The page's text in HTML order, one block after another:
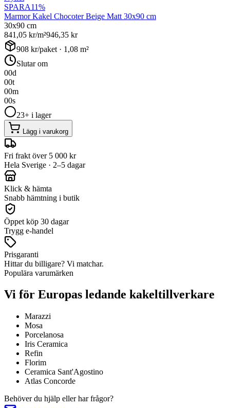
SPARA11%
Marmor Kakel Chocoter Beige Matt 30x90 cm
30x90 cm
841,05 kr/m²946,35 kr
908 kr/paket · 1,08 m²
Slutar om
00d
00t
00m
00s
23+ i lager
Lägg i varukorg
Fri frakt över 5 000 kr
Hela Sverige · 2–5 dagar
Klick & hämta
Snabb hämtning i butik
Öppet köp 30 dagar
Trygg e-handel
Prisgaranti
Hittar du billigare? Vi matchar.
Populära varumärken
Vi för Europas ledande kakeltillverkare
Marazzi
Mosa
Porcelanosa
Iris Ceramica
Refin
Florim
Ceramica Sant'Agostino
Atlas Concorde
Behöver du hjälp eller har frågor?